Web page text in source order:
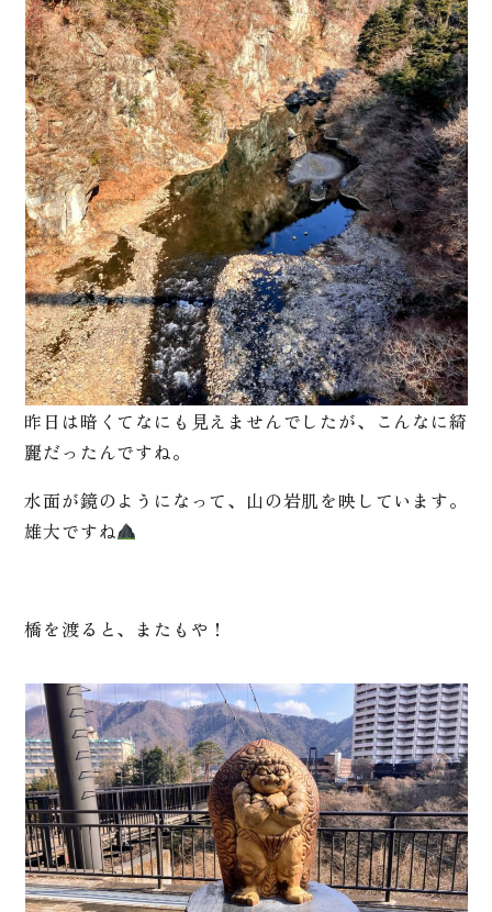
昨日は暗くてなにも見えませんでしたが、こんなに綺
麗だったんですね。
水面が鏡のようになって、山の岩肌を映しています。
雄大ですね
橋を渡ると、またもや！